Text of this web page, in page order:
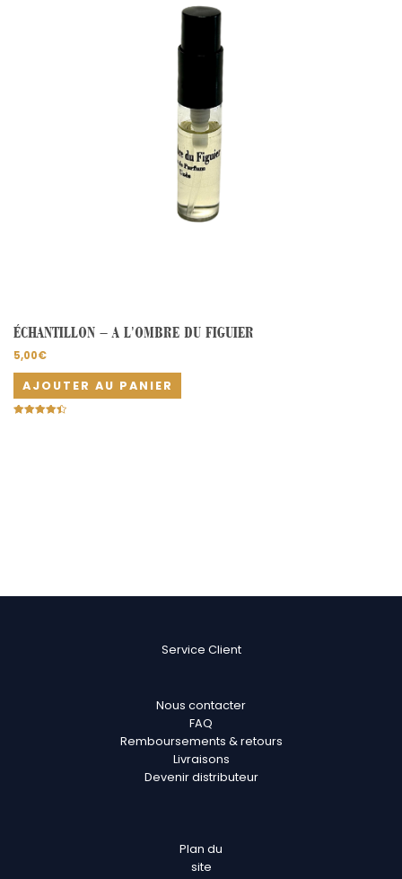
ÉCHANTILLON – A L’OMBRE DU FIGUIER
5,00€
AJOUTER AU PANIER
Service Client
Nous contacter
FAQ
Remboursements & retours
Livraisons
Devenir distributeur
Plan du
site